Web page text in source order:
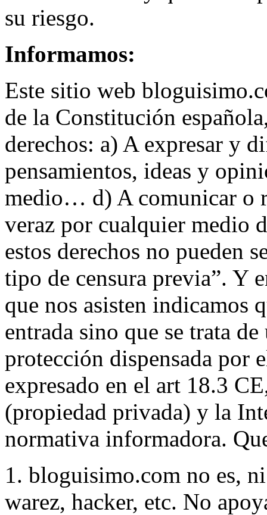
su riesgo.
Informamos:
Este sitio web
de la Constitución
derechos: a) A expresar y
pensamientos, ideas y
medio… d) A comunicar o
veraz por cualquier medio
estos derechos no pueden
tipo de censura previa”. Y
que nos asisten indicamos
entrada sino que se trata
protección dispensada por
expresado en el art 18.3
(propiedad privada) y la
normativa informadora.
1. bloguisimo.com no es,
warez, hacker, etc. No